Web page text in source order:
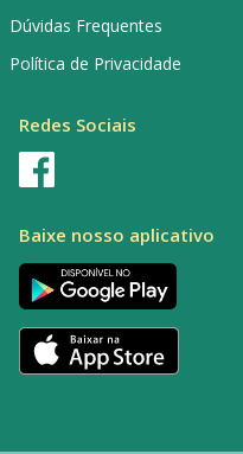
Dúvidas Frequentes
Política de Privacidade
Redes Sociais
Baixe nosso aplicativo